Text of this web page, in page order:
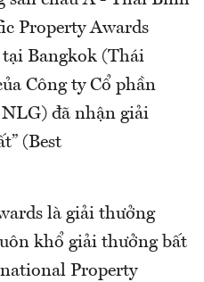
Property Awards
tại Bangkok (Thái
Công ty Cổ phần
đã nhận giải
(Best
là giải thưởng
khổ giải thưởng bất
Property